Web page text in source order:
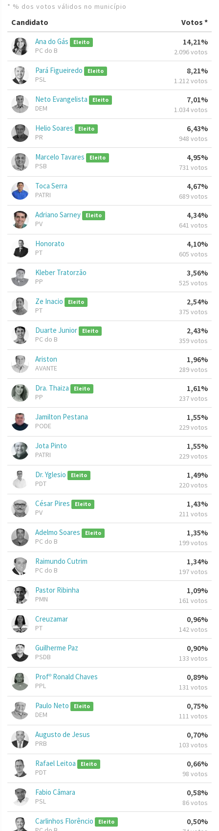
* % dos votos válidos no município
Candidato Votos *
Ana do Gás Eleito
PC do B
14,21%
2.096 votos
Pará Figueiredo Eleito
PSL
8,21%
1.212 votos
Neto Evangelista Eleito
DEM
7,01%
1.034 votos
Helio Soares Eleito
PR
6,43%
948 votos
Marcelo Tavares Eleito
PSB
4,95%
731 votos
Toca Serra
PATRI
4,67%
689 votos
Adriano Sarney Eleito
PV
4,34%
641 votos
Honorato
PT
4,10%
605 votos
Kleber Tratorzão
PP
3,56%
525 votos
Ze Inacio Eleito
PT
2,54%
375 votos
Duarte Junior Eleito
PC do B
2,43%
359 votos
Ariston
AVANTE
1,96%
289 votos
Dra. Thaiza Eleito
PP
1,61%
237 votos
Jamilton Pestana
PODE
1,55%
229 votos
Jota Pinto
PATRI
1,55%
229 votos
Dr. Yglesio Eleito
PDT
1,49%
220 votos
César Pires Eleito
PV
1,43%
211 votos
Adelmo Soares Eleito
PC do B
1,35%
199 votos
Raimundo Cutrim
PC do B
1,34%
197 votos
Pastor Ribinha
PMN
1,09%
161 votos
Creuzamar
PT
0,96%
142 votos
Guilherme Paz
PSDB
0,90%
133 votos
Profº Ronald Chaves
PPL
0,89%
131 votos
Paulo Neto Eleito
DEM
0,75%
111 votos
Augusto de Jesus
PRB
0,70%
103 votos
Rafael Leitoa Eleito
PDT
0,66%
98 votos
Fabio Câmara
PSL
0,58%
86 votos
Carlinhos Florêncio Eleito 0,50%